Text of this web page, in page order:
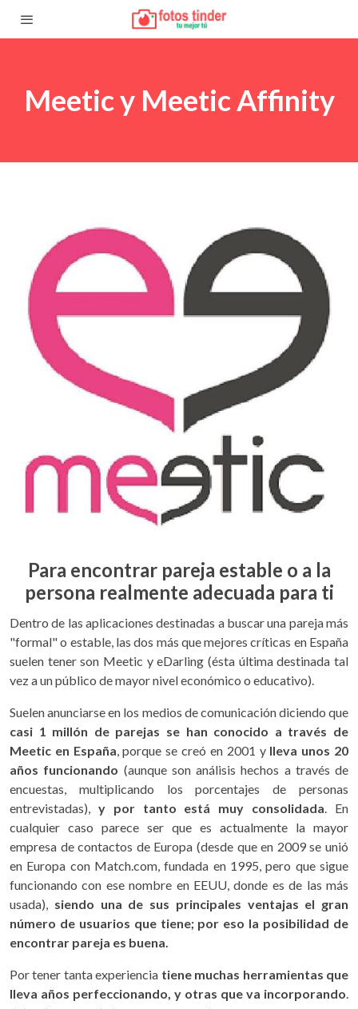
Meetic y Meetic Affinity
Para encontrar pareja estable o a la
persona realmente adecuada para ti
Dentro de las aplicaciones destinadas a buscar una pareja más
"formal" o estable, las dos más que mejores críticas en España
suelen tener son Meetic y eDarling (ésta última destinada tal
vez a un público de mayor nivel económico o educativo).
Suelen anunciarse en los medios de comunicación diciendo que
casi 1 millón de parejas se han conocido a través de
Meetic en España , porque se creó en 2001 y lleva unos 20
años funcionando (aunque son análisis hechos a través de
encuestas, multiplicando los porcentajes de personas
entrevistadas), y por tanto está muy consolidada . En
cualquier caso parece ser que es actualmente la mayor
empresa de contactos de Europa (desde que en 2009 se unió
en Europa con Match.com, fundada en 1995, pero que sigue
funcionando con ese nombre en EEUU, donde es de las más
usada), siendo una de sus principales ventajas el gran
número de usuarios que tiene; por eso la posibilidad de
encontrar pareja es buena.
Por tener tanta experiencia tiene muchas herramientas que
lleva años perfeccionando, y otras que va incorporando